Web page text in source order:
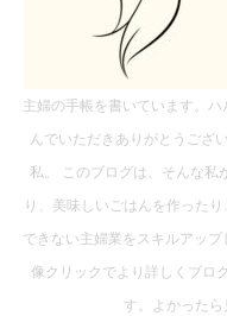
主婦の手帳を書いています。
んでいただきありがとうござ
私。 このブログは、そんな私
り、美味しいごはんを作った
できない主婦業をスキルアッ
像クリックでより詳しくブロ
す。よかったら